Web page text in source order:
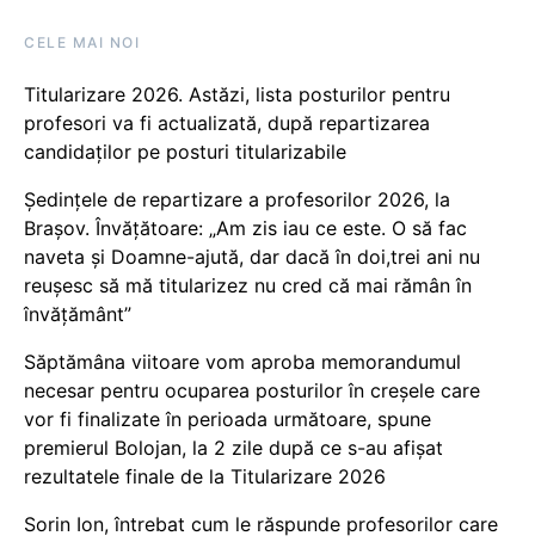
CELE MAI NOI
Titularizare 2026. Astăzi, lista posturilor pentru
profesori va fi actualizată, după repartizarea
candidaților pe posturi titularizabile
Ședințele de repartizare a profesorilor 2026, la
Brașov. Învățătoare: „Am zis iau ce este. O să fac
naveta și Doamne-ajută, dar dacă în doi,trei ani nu
reușesc să mă titularizez nu cred că mai rămân în
învățământ”
Săptămâna viitoare vom aproba memorandumul
necesar pentru ocuparea posturilor în creșele care
vor fi finalizate în perioada următoare, spune
premierul Bolojan, la 2 zile după ce s-au afișat
rezultatele finale de la Titularizare 2026
Sorin Ion, întrebat cum le răspunde profesorilor care